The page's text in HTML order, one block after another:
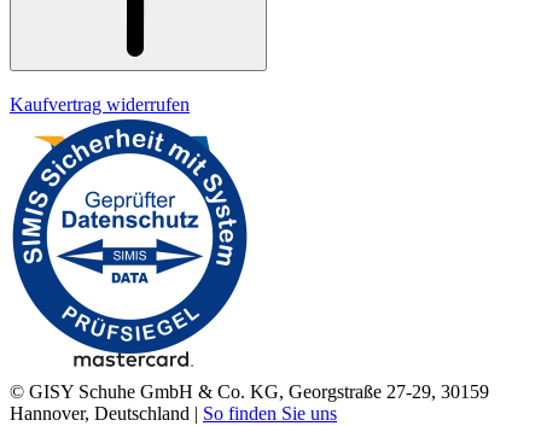
Kaufvertrag widerrufen
© GISY Schuhe GmbH & Co. KG, Georgstraße 27-29, 30159
Hannover, Deutschland | So finden Sie uns